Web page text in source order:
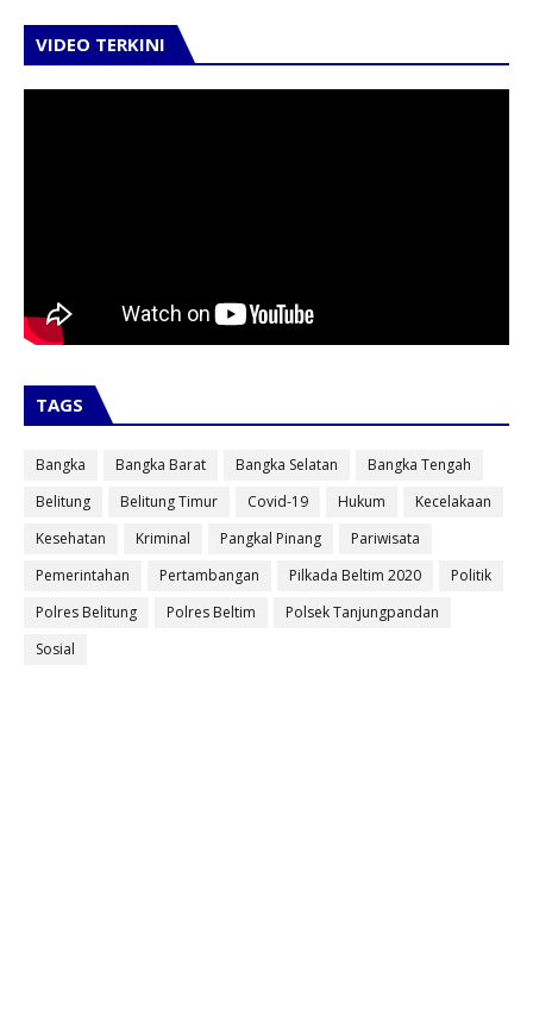
VIDEO TERKINI
TAGS
Bangka Bangka Barat Bangka Selatan
Bangka Tengah
Belitung
Belitung Timur Covid-19 Hukum
Kecelakaan
Kesehatan
Kriminal Pangkal Pinang
Pariwisata
Pemerintahan
Pertambangan Pilkada Beltim 2020
Politik
Polres Belitung
Polres Beltim
Polsek Tanjungpandan
Sosial